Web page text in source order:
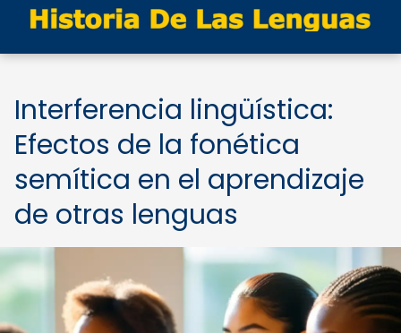
Interferencia lingüística:
Efectos de la fonética
semítica en el aprendizaje
de otras lenguas